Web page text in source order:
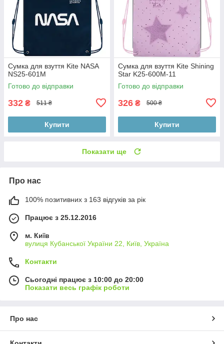
Сумка для взуття Kite NASA
NS25-601M
Готово до відправки
332 ₴ 511 ₴
Купити
Сумка для взуття Kite Shining
Star K25-600M-11
Готово до відправки
326 ₴ 500 ₴
Купити
Показати ще
Про нас
100% позитивних з 163 відгуків за рік
Працює з 25.12.2016
м. Київ
вулиця Кубанської України 22, Київ, Україна
Контакти
Сьогодні працює з 10:00 до 20:00
Показати весь графік роботи
Про нас